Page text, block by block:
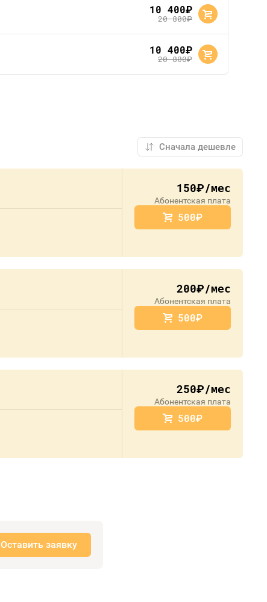
10 400руб.
20 800руб.
10 400руб.
20 800руб.
150руб./мес
Абонентская плата
500руб.
200руб./мес
Абонентская плата
500руб.
250руб./мес
Абонентская плата
500руб.
Оставить заявку